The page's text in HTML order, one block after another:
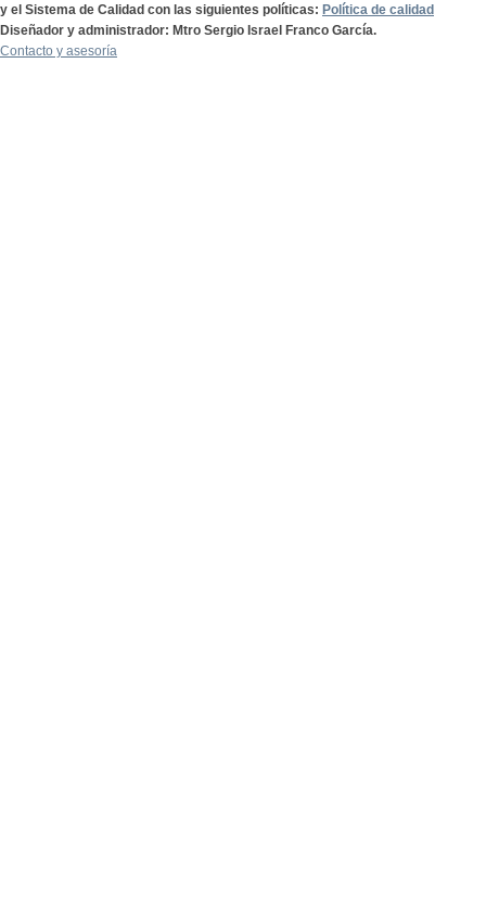
y el Sistema de Calidad con las siguientes políticas: Política de calidad
Diseñador y administrador: Mtro Sergio Israel Franco García.
Contacto y asesoría